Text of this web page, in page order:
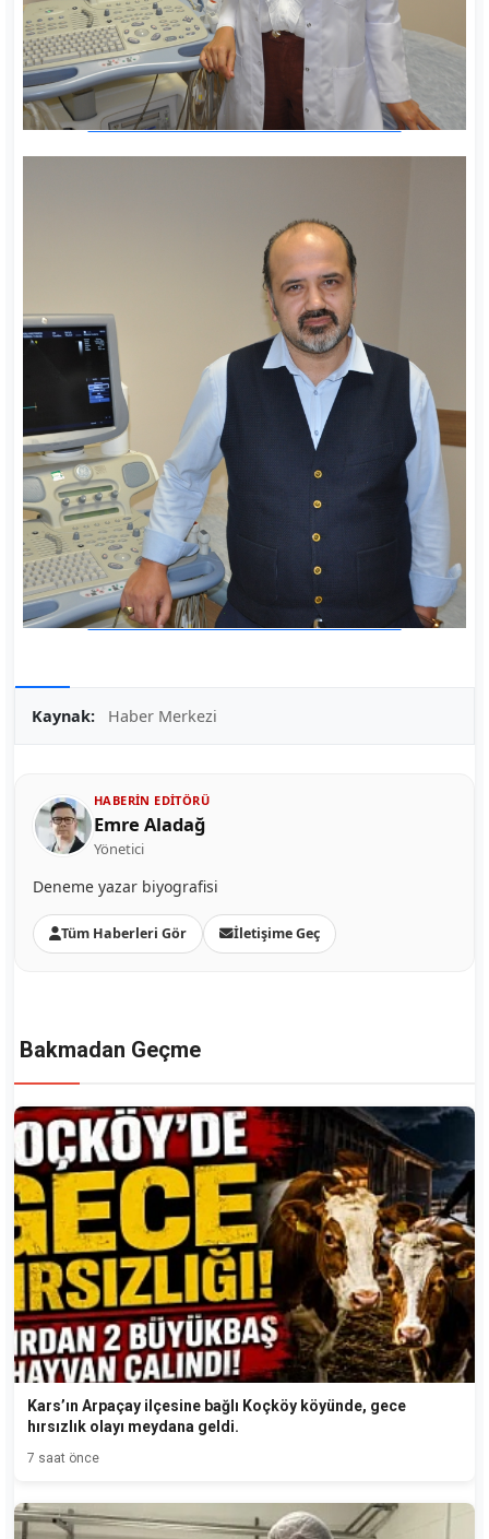
Kaynak: Haber Merkezi
HABERIN EDITÖRÜ
Emre Aladağ
Yönetici
Deneme yazar biyografisi
Tüm Haberleri Gör İletişime Geç
Bakmadan Geçme
Kars’ın Arpaçay ilçesine bağlı Koçköy köyünde, gece
hırsızlık olayı meydana geldi.
7 saat önce